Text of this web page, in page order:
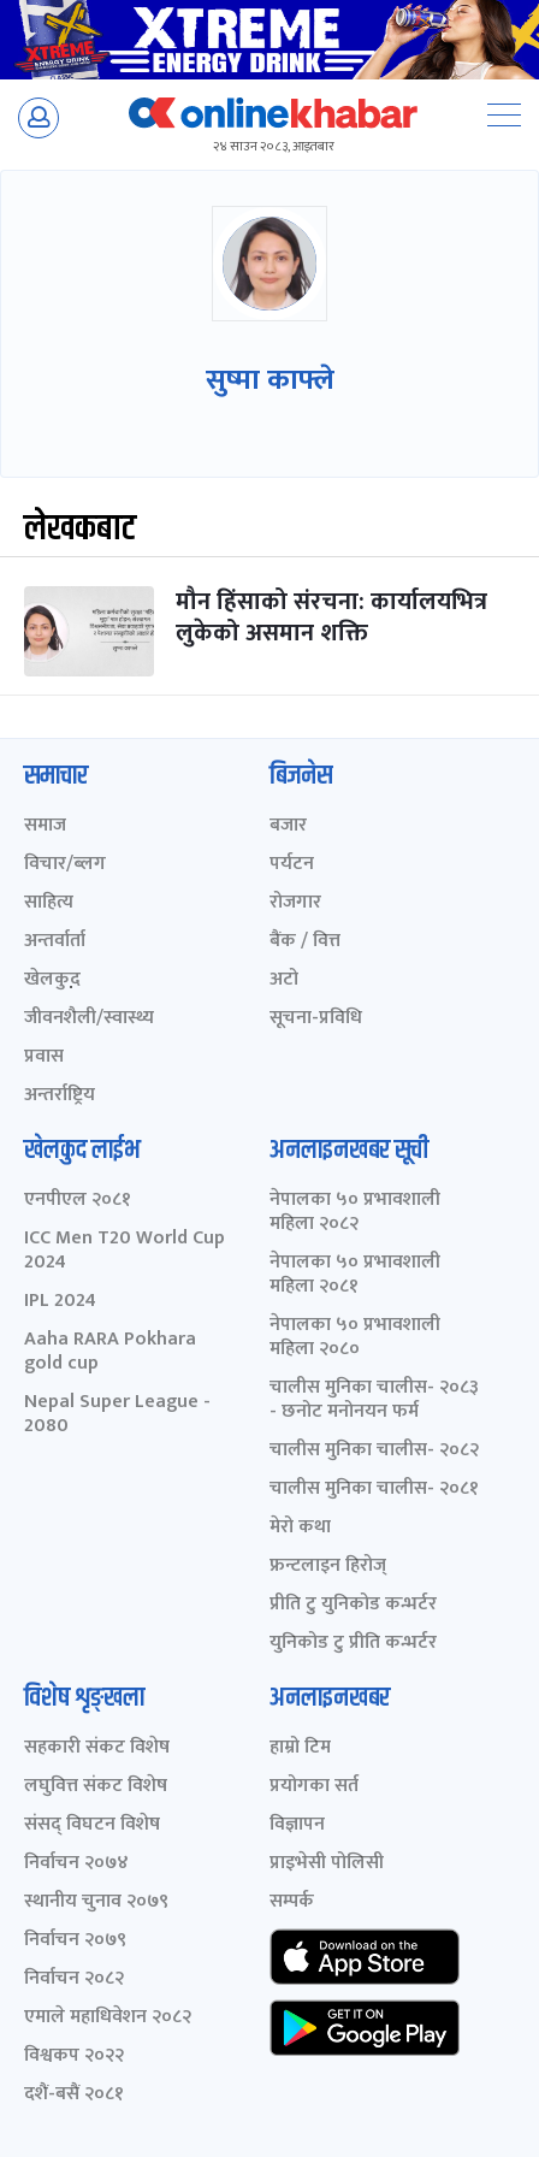
Skip
२४ साउन २०८३, आइतबार
सुष्मा काफ्ले
लेखकबाट
मौन हिंसाको संरचना: कार्यालयभित्र
लुकेको असमान शक्ति
समाचार
समाज
विचार/ब्लग
साहित्य
अन्तर्वार्ता
खेलकुद़़
जीवनशैली/स्वास्थ्य
प्रवास
अन्तर्राष्ट्रिय
बिजनेस
बजार
पर्यटन
रोजगार
बैंक / वित्त
अटो
सूचना-प्रविधि
खेलकुद लाईभ
एनपीएल २०८१
ICC Men T20 World Cup
2024
IPL 2024
Aaha RARA Pokhara
gold cup
Nepal Super League -
2080
अनलाइनखबर सूची
नेपालका ५० प्रभावशाली
महिला २०८२
नेपालका ५० प्रभावशाली
महिला २०८१
नेपालका ५० प्रभावशाली
महिला २०८०
चालीस मुनिका चालीस- २०८३
- छनोट मनोनयन फर्म
चालीस मुनिका चालीस- २०८२
चालीस मुनिका चालीस- २०८१
मेरो कथा
फ्रन्टलाइन हिरोज्
प्रीति टु युनिकोड कन्भर्टर
युनिकोड टु प्रीति कन्भर्टर
विशेष शृङ्खला
सहकारी संकट विशेष
लघुवित्त संकट विशेष
संसद् विघटन विशेष
निर्वाचन २०७४
स्थानीय चुनाव २०७९
निर्वाचन २०७९
निर्वाचन २०८२
एमाले महाधिवेशन २०८२
विश्वकप २०२२
दशैं-बसैं २०८१
अनलाइनखबर
हाम्रो टिम
प्रयोगका सर्त
विज्ञापन
प्राइभेसी पोलिसी
सम्पर्क